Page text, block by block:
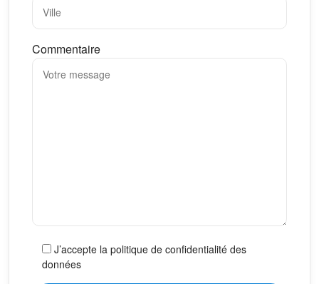
Commentaire
J’accepte la politique de confidentialité des
données